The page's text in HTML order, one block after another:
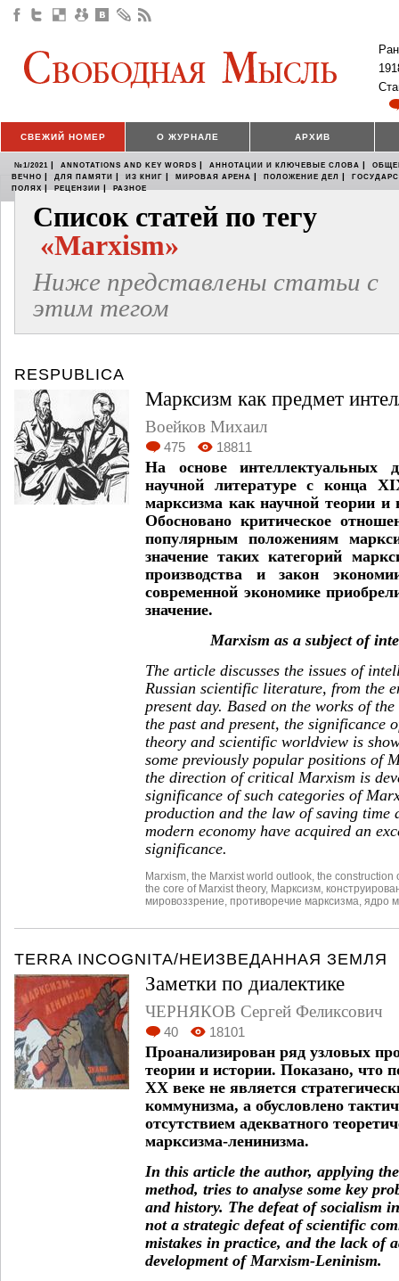
СВЕЖИЙ НОМЕР О ЖУРНАЛЕ АРХИВ
№1/2021 | ANNOTATIONS AND KEY WORDS | АННОТАЦИИ И КЛЮЧЕВЫЕ СЛОВА |
ВЕЧНО | ДЛЯ ПАМЯТИ | ИЗ КНИГ | МИРОВАЯ АРЕНА | ПОЛОЖЕНИЕ ДЕЛ |
ПОЛЯХ | РЕЦЕНЗИИ | РАЗНОЕ
Список статей по тегу
«Marxism»
Ниже представлены статьи с
этим тегом
RESPUBLICA
Марксизм как предмет
Воейков Михаил
475 18811
На основе интеллектуальных
научной литературе с конца
марксизма как научной теории и
Обосновано критическое
популярным положениям
значение таких категорий
производства и закон
современной экономике
значение.
Marxism as a subject of
The article discusses the issues of
Russian scientific literature, from the
present day. Based on the works of
the past and present, the significance
theory and scientific worldview is
some previously popular positions of
the direction of critical Marxism is
significance of such categories of
production and the law of saving time
modern economy have acquired an
significance.
Marxism the Marxist world outlook the construction
the core of Marxist theory, Марксизм
мировоззрение противоречие марксизма ядро
TERRA INCOGNITA/НЕИЗВЕДАННАЯ ЗЕМЛЯ
Заметки по диалектике
ЧЕРНЯКОВ Сергей Феликсович
40 18101
Проанализирован ряд узловых
теории и истории. Показано, что
XX веке не является
коммунизма, а обусловлено
отсутствием адекватного
марксизма-ленинизма.
In this article the author, applying
method, tries to analyse some key
and history. The defeat of socialism
not a strategic defeat of scientific
mistakes in practice, and the lack of
development of Marxism-Leninism.